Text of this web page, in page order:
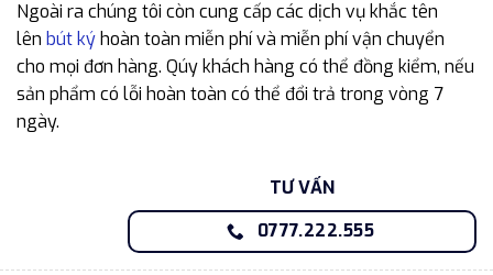
Ngoài ra chúng tôi còn cung cấp các dịch vụ khắc tên
lên bút kýhoàn toàn miễn phí và miễn phí vận chuyển
cho mọi đơn hàng. Qúy khách hàng có thể đồng kiểm, nếu
sản phẩm có lỗi hoàn toàn có thể đổi trả trong vòng 7
ngày.
TƯ VẤN
0777.222.555